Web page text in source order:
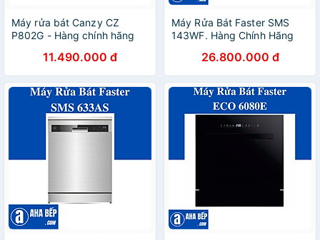
Máy rửa bát Canzy CZ
P802G - Hàng chính hãng
11.490.000 đ
Máy Rửa Bát Faster SMS
143WF. Hàng Chính Hãng
26.800.000 đ